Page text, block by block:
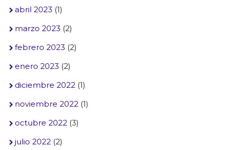
abril 2023 (1)
marzo 2023 (2)
febrero 2023 (2)
enero 2023 (2)
diciembre 2022(1)
noviembre 2022(1)
octubre 2022(3)
julio 2022(2)